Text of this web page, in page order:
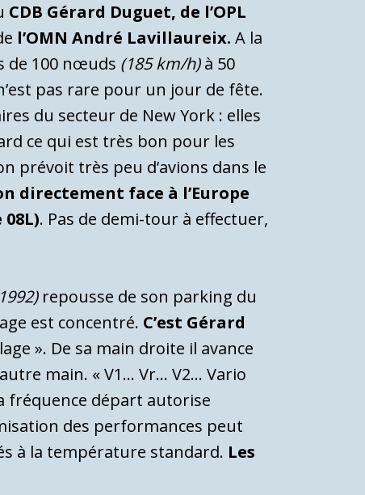
CDB Gérard Duguet, de l’OPL
l’OMN André Lavillaureix. A la
de 100 nœuds (185 km/h)à 50
pas rare pour un jour de fête.
du secteur de New York : elles
ce qui est très bon pour les
prévoit très peu d’avions dans le
directement face à l’Europe
. Pas de demi-tour à effectuer,
repousse de son parking du
est concentré. C’est Gérard
». De sa main droite il avance
main. « V1… Vr… V2… Vario
fréquence départ autorise
des performances peut
à la température standard. Les